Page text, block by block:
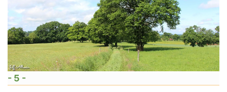
- 5 -